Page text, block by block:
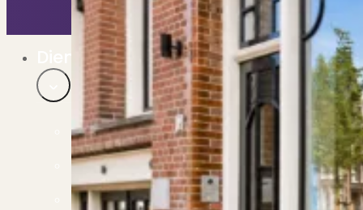
Bekijk ons huuraanbod..
Nieuwbouw projecten
De toekomst, te koop..
Diensten
Verkoop
Begeleiding naar een succesvolle verkoop
Aankoop
Samen vinden wij jouw droomwoning
Taxatie